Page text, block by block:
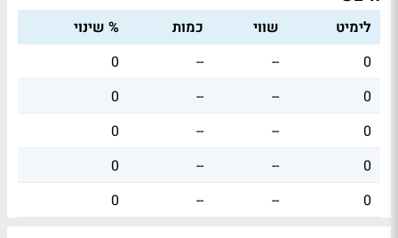
לימיט שווי כמות
% שינוי
0
--
--
0
0
--
--
0
0
--
--
0
0
--
--
0
0
--
--
0